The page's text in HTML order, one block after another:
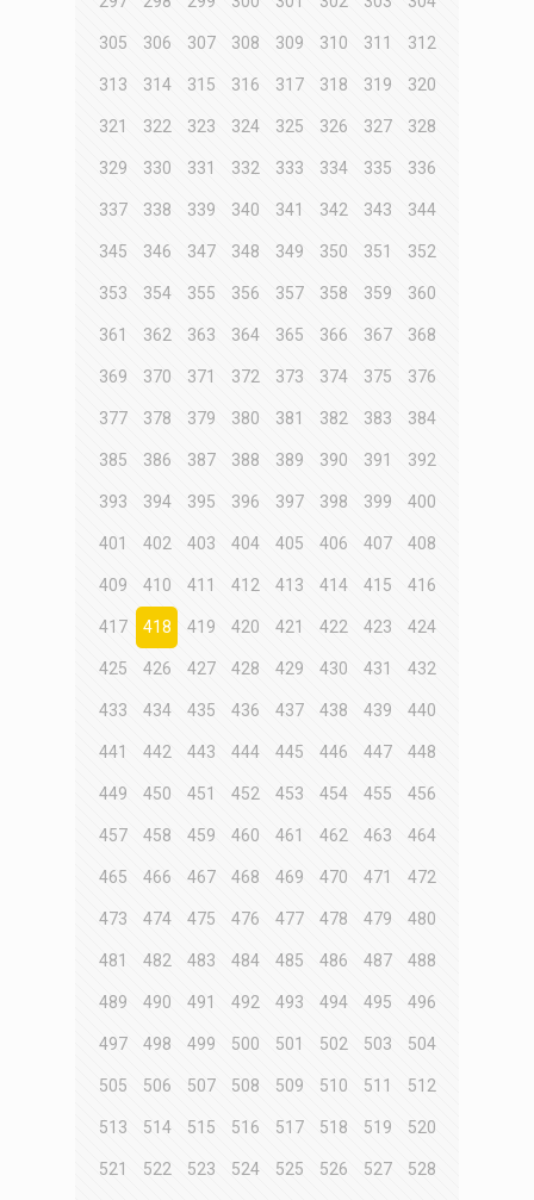
305 306 307 308 309 310 311 312
313 314 315 316 317 318 319 320
321 322 323 324 325 326 327 328
329 330 331 332 333 334 335 336
337 338 339 340 341 342 343 344
345 346 347 348 349 350 351 352
353 354 355 356 357 358 359 360
361 362 363 364 365 366 367 368
369 370 371 372 373 374 375 376
377 378 379 380 381 382 383 384
385 386 387 388 389 390 391 392
393 394 395 396 397 398 399 400
401 402 403 404 405 406 407 408
409 410 411 412 413 414 415 416
417 418 419 420 421 422 423 424
425 426 427 428 429 430 431 432
433 434 435 436 437 438 439 440
441 442 443 444 445 446 447 448
449 450 451 452 453 454 455 456
457 458 459 460 461 462 463 464
465 466 467 468 469 470 471 472
473 474 475 476 477 478 479 480
481 482 483 484 485 486 487 488
489 490 491 492 493 494 495 496
497 498 499 500 501 502 503 504
505 506 507 508 509 510 511 512
513 514 515 516 517 518 519 520
521 522 523 524 525 526 527 528